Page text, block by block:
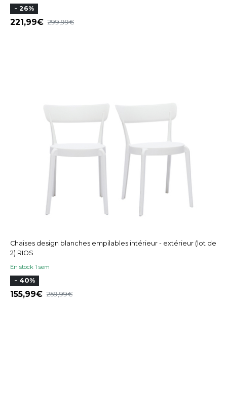
- 26%
221,99 299,99
Chaises design blanches empilables intérieur - extérieur (lot de
2) RIOS
En stock 1 sem
- 40%
155,99 259,99